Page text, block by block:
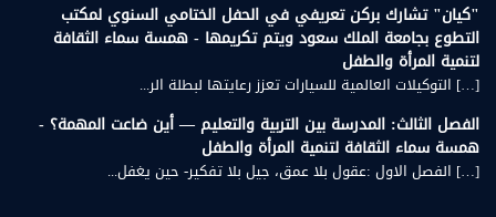
"كيان" تشارك بركن تعريفي في الحفل الختامي السنوي لمكتب
التطوع بجامعة الملك سعود ويتم تكريمها - همسة سماء الثقافة
لتنمية المرأة والطفل
[…] التوكيلات العالمية للسيارات تعزز رعايتها لبطلة الر...
الفصل الثالث: المدرسة بين التربية والتعليم — أين ضاعت المهمة؟ -
همسة سماء الثقافة لتنمية المرأة والطفل
[…] الفصل الاول :عقول بلا عمق، جيل بلا تفكير- حين يغفل...